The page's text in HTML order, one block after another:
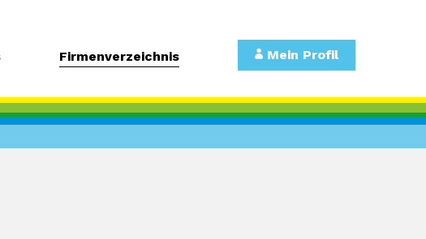
Firmenverzeichnis Mein Profil